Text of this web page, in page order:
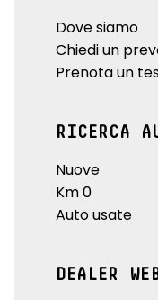
Dove siamo
Chiedi un
Prenota un
RICERCA
Nuove
Km 0
Auto usate
DEALER